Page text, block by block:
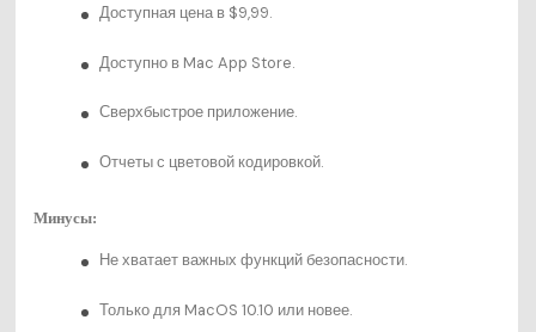
Доступная цена в $9,99.
Доступно в Mac App Store.
Сверхбыстрое приложение.
Отчеты с цветовой кодировкой.
Минусы:
Не хватает важных функций безопасности.
Только для MacOS 10.10 или новее.